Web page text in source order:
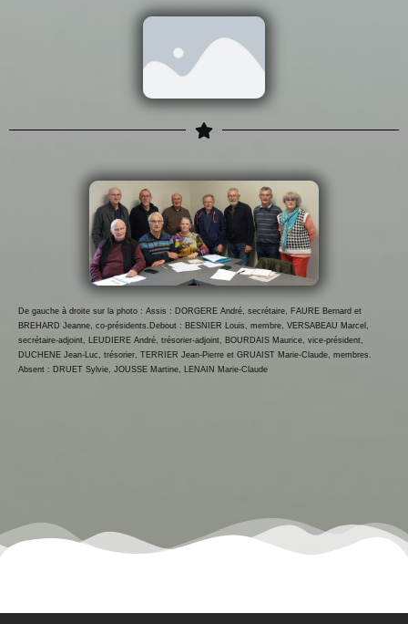
De gauche à droite sur la photo : Assis : DORGERE André, secrétaire, FAURE Bernard et
BREHARD Jeanne, co-présidents.Debout : BESNIER Louis, membre, VERSABEAU Marcel,
secrétaire-adjoint, LEUDIERE André, trésorier-adjoint, BOURDAIS Maurice, vice-président,
DUCHENE Jean-Luc, trésorier, TERRIER Jean-Pierre et GRUAIST Marie-Claude, membres.
Absent : DRUET Sylvie, JOUSSE Martine, LENAIN Marie-Claude